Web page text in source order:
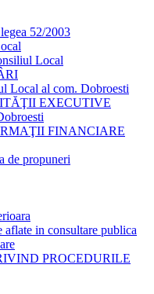
52/2003
Local
Local al com. Dobroesti
EXECUTIVE
FINANCIARE
de propuneri
aflate in consultare publica
PROCEDURILE